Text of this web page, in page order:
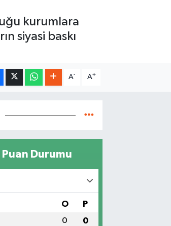
kurumlara
siyasi baskı
A- A+
Durumu
O P
0 0